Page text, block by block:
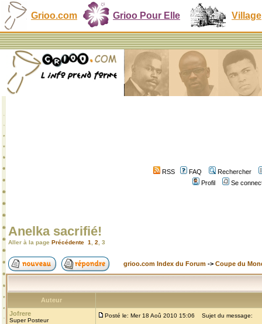
Grioo.com Grioo Pour Elle Village
RSS FAQ
Rechercher
Profil
Se
Anelka sacrifié!
Aller à la page Précédente 1 2 3
grioo.com Index du Forum -> Coupe du
Auteur
Jofrere
Super Posteur
Posté le: Mer 18 Aoû 2010 15:06 Sujet du message: